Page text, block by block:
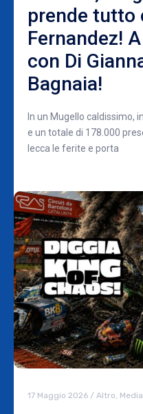
prende tutto
Fernandez!
con Di
Bagnaia!
In un Mugello caldissimo,
e un totale di 178.000
lecca le ferite e porta
17 Maggio 2026 / Altro Media